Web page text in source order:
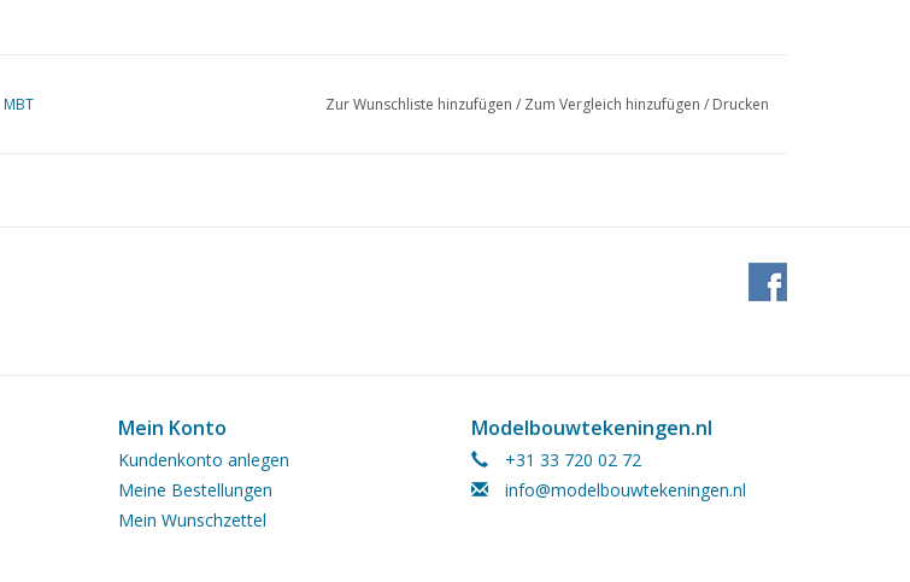
MBT Zur Wunschliste hinzufügen / Zum Vergleich hinzufügen / Drucken
Mein Konto
Kundenkonto anlegen
Meine Bestellungen
Mein Wunschzettel
Modelbouwtekeningen.nl
+31 33 720 02 72
info@modelbouwtekeningen.nl